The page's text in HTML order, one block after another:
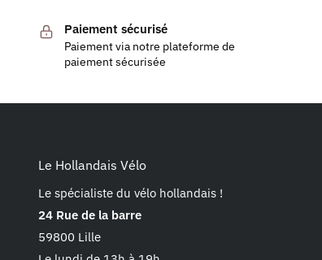
Paiement sécurisé
Paiement via notre plateforme de
paiement sécurisée
Le Hollandais Vélo
Le spécialiste du vélo hollandais !
24 Rue de la barre
59800 Lille